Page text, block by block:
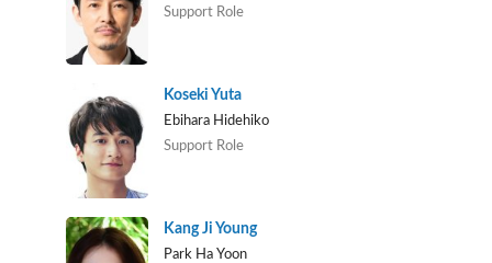
Support Role
Koseki Yuta
Ebihara Hidehiko
Support Role
Kang Ji Young
Park Ha Yoon